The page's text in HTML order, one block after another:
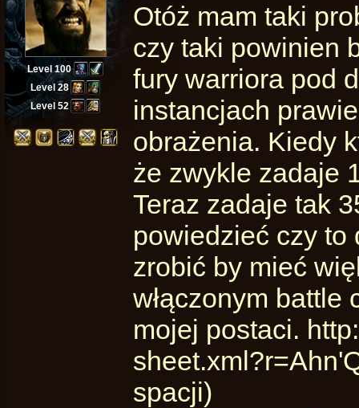
Level 100
Level 28
Level 52
Otóż mam taki
czy taki powinien
fury warriora pod
instancjach
obrażenia. Kiedy
że zwykle zadaje
Teraz zadaje tak
powiedzieć czy to
zrobić by mieć
włączonym battle
mojej postaci.
spacji)